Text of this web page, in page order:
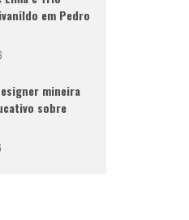
em Pedro
mineira
sobre